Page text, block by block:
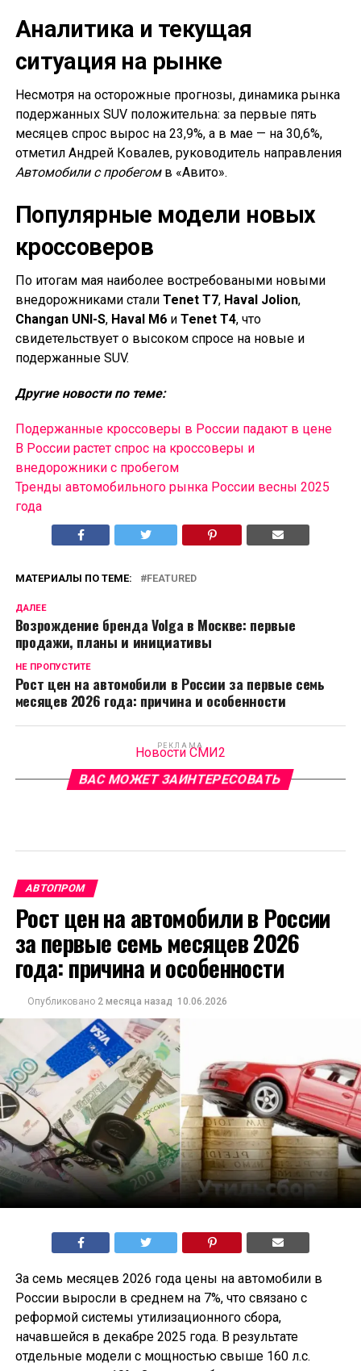
Аналитика и текущая
ситуация на рынке
Несмотря на осторожные прогнозы, динамика рынка
подержанных SUV положительна: за первые пять
месяцев спрос вырос на 23,9%, а в мае — на 30,6%,
отметил Андрей Ковалев, руководитель направления
Автомобили с пробегомв «Авито».
Популярные модели новых
кроссоверов
По итогам мая наиболее востребоваными новыми
внедорожниками стали Tenet T7, Haval Jolion,
Changan UNI-S, Haval M6и Tenet T4, что
свидетельствует о высоком спросе на новые и
подержанные SUV.
Другие новости по теме:
Подержанные кроссоверы в России падают в цене
В России растет спрос на кроссоверы и
внедорожники с пробегом
Тренды автомобильного рынка России весны 2025
года
МАТЕРИАЛЫ ПО ТЕМЕ: FEATURED
ДАЛЕЕ
Возрождение бренда Volga в Москве: первые
продажи, планы и инициативы
НЕ ПРОПУСТИТЕ
Рост цен на автомобили в России за первые семь
месяцев 2026 года: причина и особенности
РЕКЛАМА
Новости СМИ2
ВАС МОЖЕТ ЗАИНТЕРЕСОВАТЬ
АВТОПРОМ
Рост цен на автомобили в России
за первые семь месяцев 2026
года: причина и особенности
Опубликовано 2 месяца назад 10.06.2026
За семь месяцев 2026 года цены на автомобили в
России выросли в среднем на 7%, что связано с
реформой системы утилизационного сбора,
начавшейся в декабре 2025 года. В результате
отдельные модели с мощностью свыше 160 л.с.